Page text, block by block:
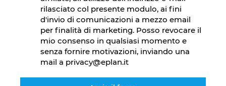
rilasciato col presente modulo, ai fini
d'invio di comunicazioni a mezzo email
per finalità di marketing. Posso revocare il
mio consenso in qualsiasi momento e
senza fornire motivazioni, inviando una
mail a privacy@eplan.it